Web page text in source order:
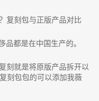
复刻包与正版产品对比
都是在中国生产的。
刻就是将原版产品拆开以
刻包包的可以添加我薇